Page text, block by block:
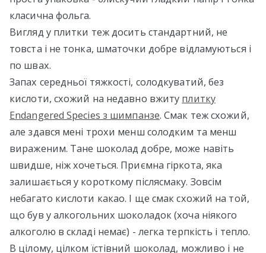
класична фольга.
Вигляд у плитки теж досить стандартний, не
товста і не тонка, шматочки добре відламуються і
по швах.
Запах середньої тяжкості, солодкуватий, без
кислоти, схожий на недавно вжиту плитку
Endangered Species з шимпанзе. Смак теж схожий,
але здався мені трохи менш солодким та менш
вираженим. Тане шоколад добре, може навіть
швидше, ніж хочеться. Приємна гіркота, яка
залишається у короткому післясмаку. Зовсім
небагато кислоти какао. І ще смак схожий на той,
що був у алкогольних шоколадок (хоча ніякого
алкоголю в складі немає) - легка терпкість і тепло.
В цілому, цілком їстівний шоколад, можливо і не